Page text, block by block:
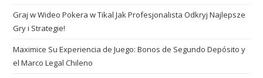
Graj w Wideo Pokera w Tikal Jak Profesjonalista Odkryj Najlepsze
Gry i Strategie!
Maximice Su Experiencia de Juego: Bonos de Segundo Depósito y
el Marco Legal Chileno